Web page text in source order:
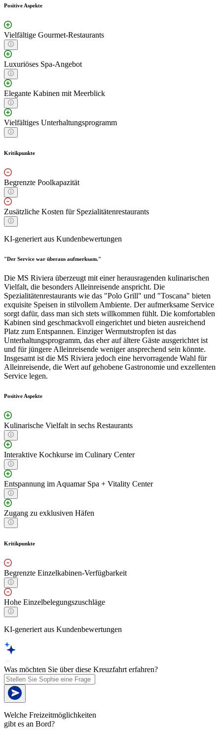
Positive Aspekte
Vielfältige Gourmet-Restaurants
Luxuriöses Spa-Angebot
Elegante Kabinen mit Meerblick
Vielfältiges Unterhaltungsprogramm
Kritikpunkte
Begrenzte Poolkapazität
Zusätzliche Kosten für Spezialitätenrestaurants
KI-generiert aus Kundenbewertungen
"Der Service war überaus aufmerksam."
Die MS Riviera überzeugt mit einer herausragenden kulinarischen
Vielfalt, die besonders Alleinreisende anspricht. Die
Spezialitätenrestaurants wie das "Polo Grill" und "Toscana" bieten
exquisite Speisen in stilvollem Ambiente. Der aufmerksame Service
sorgt dafür, dass man sich stets willkommen fühlt. Die komfortablen
Kabinen sind geschmackvoll eingerichtet und bieten ausreichend
Platz zum Entspannen. Einziger Wermutstropfen ist das
Unterhaltungsprogramm, das eher auf ältere Gäste ausgerichtet ist
und für jüngere Alleinreisende weniger ansprechend sein könnte.
Insgesamt ist die MS Riviera jedoch eine hervorragende Wahl für
Alleinreisende, die Wert auf gehobene Gastronomie und exzellenten
Service legen.
Positive Aspekte
Kulinarische Vielfalt in sechs Restaurants
Interaktive Kochkurse im Culinary Center
Entspannung im Aquamar Spa + Vitality Center
Zugang zu exklusiven Häfen
Kritikpunkte
Begrenzte Einzelkabinen-Verfügbarkeit
Hohe Einzelbelegungszuschläge
KI-generiert aus Kundenbewertungen
Was möchten Sie über diese Kreuzfahrt erfahren?
Welche Freizeitmöglichkeiten
gibt es an Bord?